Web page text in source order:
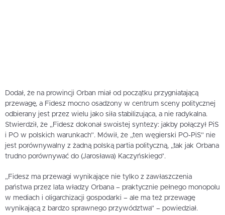
Dodał, że na prowincji Orban miał od początku przygniatającą
przewagę, a Fidesz mocno osadzony w centrum sceny politycznej
odbierany jest przez wielu jako siła stabilizująca, a nie radykalna.
Stwierdził, że „Fidesz dokonał swoistej syntezy: jakby połączył PiS
i PO w polskich warunkach”. Mówił, że „ten węgierski PO-PiS” nie
jest porównywalny z żadną polską partia polityczną, „tak jak Orbana
trudno porównywać do (Jarosława) Kaczyńskiego”.
„Fidesz ma przewagi wynikające nie tylko z zawłaszczenia
państwa przez lata władzy Orbana – praktycznie pełnego monopolu
w mediach i oligarchizacji gospodarki – ale ma też przewagę
wynikającą z bardzo sprawnego przywództwa” – powiedział.